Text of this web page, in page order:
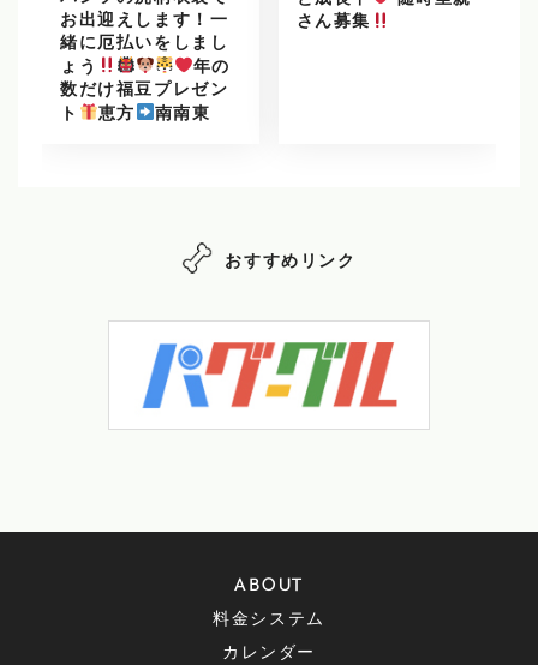
お出迎えします！一
緒に厄払いをしまし
ょう
年の
数だけ福豆プレゼン
ト
恵方 南南東
さん募集
おすすめリンク
ABOUT
料金システム
カレンダー